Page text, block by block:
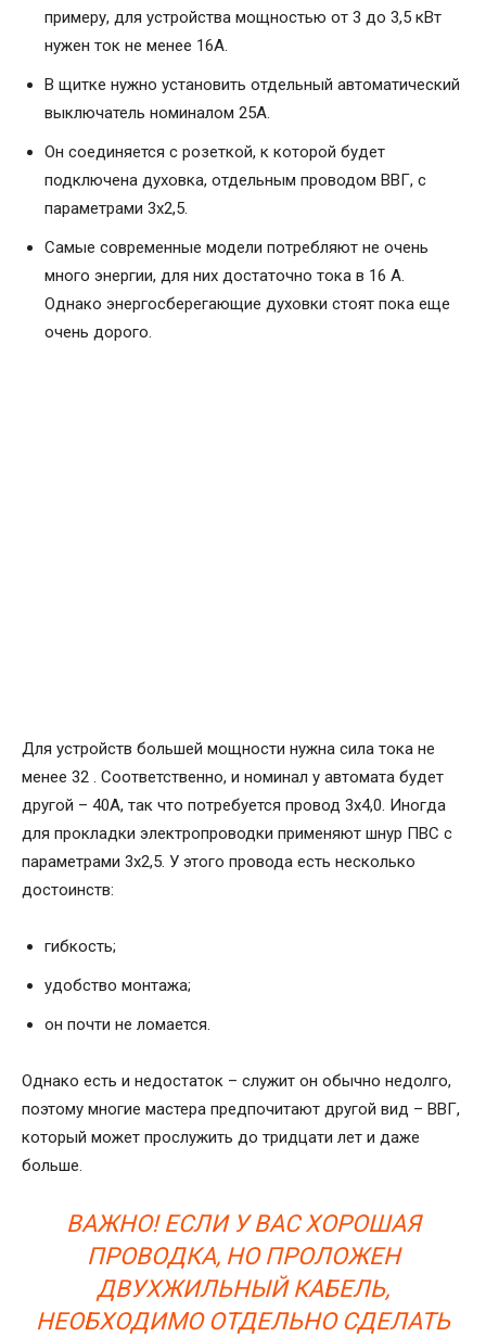
примеру, для устройства мощностью от 3 до 3,5 кВт
нужен ток не менее 16А.
В щитке нужно установить отдельный автоматический
выключатель номиналом 25А.
Он соединяется с розеткой, к которой будет
подключена духовка, отдельным проводом ВВГ, с
параметрами 3х2,5.
Самые современные модели потребляют не очень
много энергии, для них достаточно тока в 16 А.
Однако энергосберегающие духовки стоят пока еще
очень дорого.
Для устройств большей мощности нужна сила тока не
менее 32 . Соответственно, и номинал у автомата будет
другой – 40А, так что потребуется провод 3х4,0. Иногда
для прокладки электропроводки применяют шнур ПВС с
параметрами 3х2,5. У этого провода есть несколько
достоинств:
гибкость;
удобство монтажа;
он почти не ломается.
Однако есть и недостаток – служит он обычно недолго,
поэтому многие мастера предпочитают другой вид – ВВГ,
который может прослужить до тридцати лет и даже
больше.
ВАЖНО! ЕСЛИ У ВАС ХОРОШАЯ
ПРОВОДКА, НО ПРОЛОЖЕН
ДВУХЖИЛЬНЫЙ КАБЕЛЬ,
НЕОБХОДИМО ОТДЕЛЬНО СДЕЛАТЬ